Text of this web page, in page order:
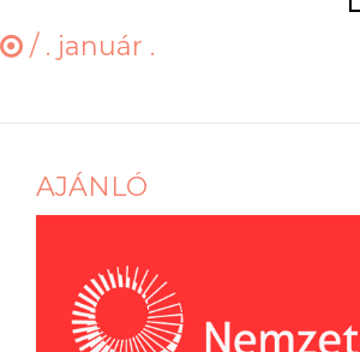
/ . január .
AJÁNLÓ